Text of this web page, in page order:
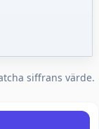
siffrans värde.